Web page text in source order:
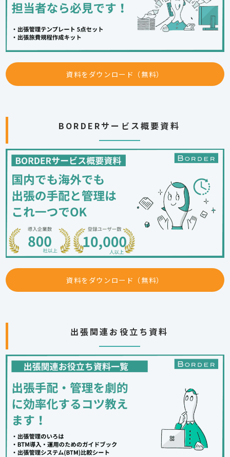
資料をダウンロード（無料）
BORDERサービス概要資料
資料をダウンロード（無料）
出張関連お役立ち資料